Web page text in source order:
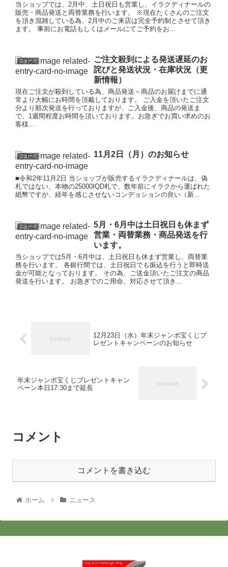
当ショップでは、2月中、土日祝日も営業し、イラクディナールの
販売・商品発送と両替業務を行います。 ※現在たくさんのご注文
を頂き混雑している為、2月中のご来店は完全予約制とさせて頂き
ます。 事前にお電話もしくはメールにてご予約をお...
ニュース
ご注文殺到による発送遅延のお
詫びと発送状況・在庫状況（更
新情報）
現在ご注文が殺到している為、商品発送～商品のお届けまでに通
常より大幅にお時間を頂戴しております。 ご入金を頂いたご注文
分より順次発送を行っておりますが、ご入金後、商品の発送ま
で、1週間程度お時間を頂いております。お急ぎでお買い求めのお
客様...
ニュース 11月2日（月）のお知らせ
■令和2年11月2日 当ショップが販売するイラクディナールは、偽
札ではない、本物の25000IQD札で、数年前にイラクから運ばれた
紙幣ですが、経年を感じさせないコンデョションの良い（新...
ニュース
5月・6月中は土日祝日も休まず
営業・両替業務・商品発送を行
います。
当ショップでは5月・6月中は、土日祝日も休まず営業し、両替業
務を行います。 各銀行間では、土日祝日でも振込を行うと即時送
金が可能となっております。 その為、ご送金頂いたご注文の商品
発送を行います。 お急ぎでのご用命、対応させて頂き...
12月23日（水）年末ジャンボ宝くじプ
レゼントキャンペーンのお知らせ
年末ジャンボ宝くじプレゼントキャン
ペーン本日17:30まで延長
コメント
コメントを書き込む
ホーム ニュース